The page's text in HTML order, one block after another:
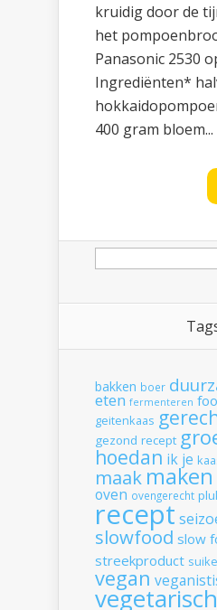
kruidig door de
het
Panasonic 2530
Ingrediënten*
400 gram bloem...
Zoeken
bakken boer
eten fermenteren
geitenkaas
gezond recept
hoedan ik je
maak maken
oven ovengerecht
recept
slowfood slow
streekproduct
vegan
vegetarisch